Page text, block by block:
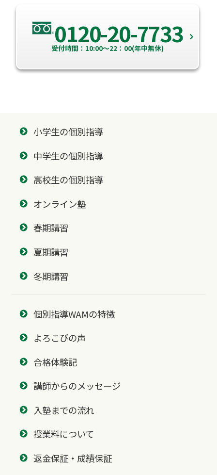
0120-20-7733
受付時間：10:00～22：00(年中無休)
小学生の個別指導
中学生の個別指導
高校生の個別指導
オンライン塾
春期講習
夏期講習
冬期講習
個別指導WAMの特徴
よろこびの声
合格体験記
講師からのメッセージ
入塾までの流れ
授業料について
返金保証・成績保証